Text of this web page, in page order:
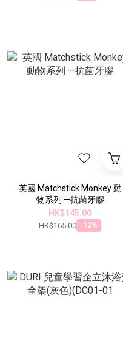
英國 Matchstick Monkey 動
物系列 —抗菌牙膠
HK$145.00
HK$165.00 -12%